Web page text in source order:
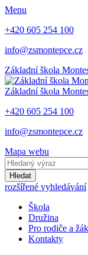
Menu
+420 605 254 100
info@zsmontepce.cz
Základní škola
Základní škola
+420 605 254 100
info@zsmontepce.cz
Mapa webu
Hledat
rozšířené vyhledávání
Škola
Družina
Pro rodiče a
Kontakty